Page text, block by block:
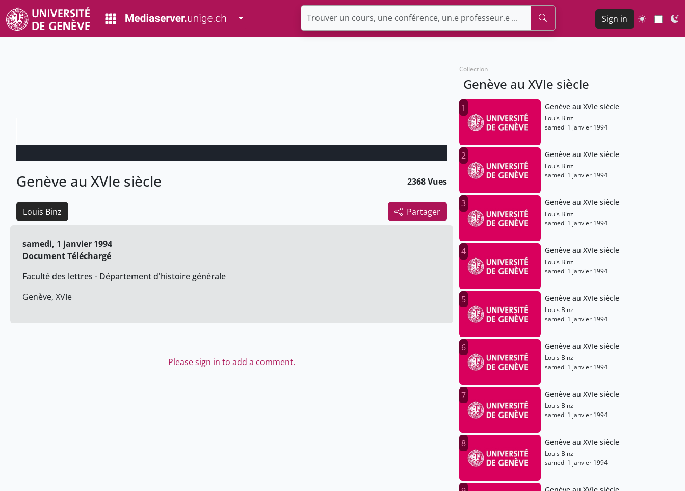
Toggle Dropdown Sign in
Genève au XVIe siècle 2368 Vues
Partager
Louis Binz
samedi, 1 janvier 1994
Document Téléchargé
Faculté des lettres - Département d'histoire générale
Genève, XVIe
Please sign in to add a comment.
Collection
Genève au XVIe siècle
1 Genève au XVIe siècle
Louis Binz
samedi 1 janvier 1994
2 Genève au XVIe siècle
Louis Binz
samedi 1 janvier 1994
3 Genève au XVIe siècle
Louis Binz
samedi 1 janvier 1994
4 Genève au XVIe siècle
Louis Binz
samedi 1 janvier 1994
5 Genève au XVIe siècle
Louis Binz
samedi 1 janvier 1994
6 Genève au XVIe siècle
Louis Binz
samedi 1 janvier 1994
7 Genève au XVIe siècle
Louis Binz
samedi 1 janvier 1994
8 Genève au XVIe siècle
Louis Binz
samedi 1 janvier 1994